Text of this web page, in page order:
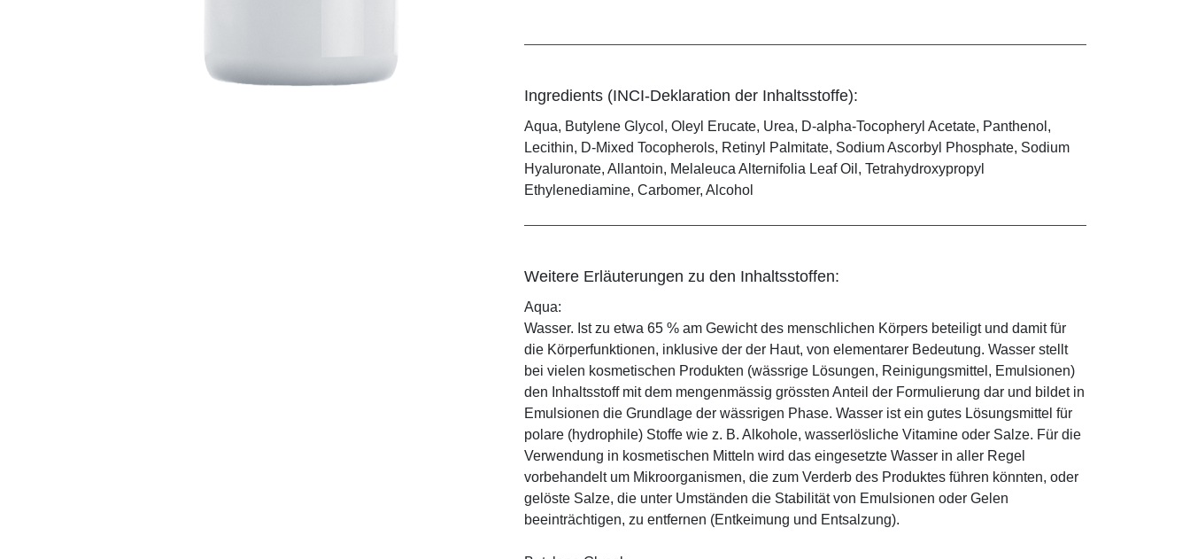
Ingredients (INCI-Deklaration der Inhaltsstoffe):
Aqua, Butylene Glycol, Oleyl Erucate, Urea, D-alpha-Tocopheryl Acetate, Panthenol,
Lecithin, D-Mixed Tocopherols, Retinyl Palmitate, Sodium Ascorbyl Phosphate, Sodium
Hyaluronate, Allantoin, Melaleuca Alternifolia Leaf Oil, Tetrahydroxypropyl
Ethylenediamine, Carbomer, Alcohol
Weitere Erläuterungen zu den Inhaltsstoffen:
Aqua:
Wasser. Ist zu etwa 65 % am Gewicht des menschlichen Körpers beteiligt und damit für
die Körperfunktionen, inklusive der der Haut, von elementarer Bedeutung. Wasser stellt
bei vielen kosmetischen Produkten (wässrige Lösungen, Reinigungsmittel, Emulsionen)
den Inhaltsstoff mit dem mengenmässig grössten Anteil der Formulierung dar und bildet in
Emulsionen die Grundlage der wässrigen Phase. Wasser ist ein gutes Lösungsmittel für
polare (hydrophile) Stoffe wie z. B. Alkohole, wasserlösliche Vitamine oder Salze. Für die
Verwendung in kosmetischen Mitteln wird das eingesetzte Wasser in aller Regel
vorbehandelt um Mikroorganismen, die zum Verderb des Produktes führen könnten, oder
gelöste Salze, die unter Umständen die Stabilität von Emulsionen oder Gelen
beeinträchtigen, zu entfernen (Entkeimung und Entsalzung).